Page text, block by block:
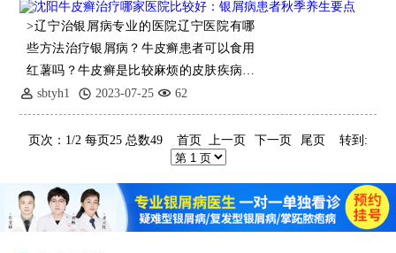
>辽宁治银屑病专业的医院辽宁医院有哪
些方法治疗银屑病？牛皮癣患者可以食用
红薯吗？牛皮癣是比较麻烦的皮肤疾病，
给患者带来很多痛苦，所以要积极治疗。
患者要注意饮食，可以适量吃红
sbtyh1 2023-07-25 62
页次：1/2 每页25 总数49 首页 上一页 下一页 尾页 转到: